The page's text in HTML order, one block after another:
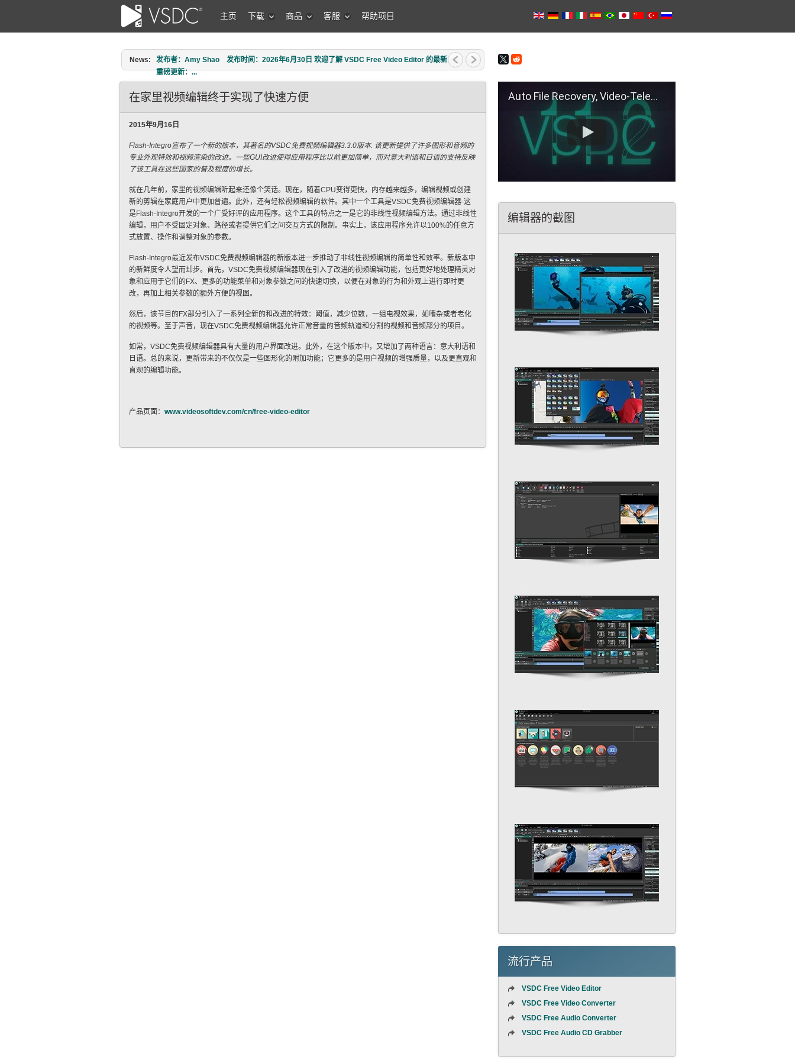
主页 下载 商品 客服 帮助项目
News:
发布者：Amy Shao 发布时间：2026年6月30日 欢迎了解 VSDC Free Video Editor 的最新
重磅更新：...
在家里视频编辑终于实现了快速方便
2015年9月16日
Flash-Integro宣布了一个新的版本，其著名的VSDC免费视频编辑器3.3.0版本. 该更新提供了许多图形和音频的
专业外观特效和视频渲染的改进。一些GUI改进使得应用程序比以前更加简单，而对意大利语和日语的支持反映
了该工具在这些国家的普及程度的增长。
就在几年前，家里的视频编辑听起来还像个笑话。现在，随着CPU变得更快，内存越来越多，编辑视频或创建
新的剪辑在家庭用户中更加普遍。此外，还有轻松视频编辑的软件。其中一个工具是VSDC免费视频编辑器-这
是Flash-Integro开发的一个广受好评的应用程序。这个工具的特点之一是它的非线性视频编辑方法。通过非线性
编辑，用户不受固定对象、路径或者提供它们之间交互方式的限制。事实上，该应用程序允许以100%的任意方
式放置、操作和调整对象的参数。
Flash-Integro最近发布VSDC免费视频编辑器的新版本进一步推动了非线性视频编辑的简单性和效率。新版本中
的新鲜度令人望而却步。首先，VSDC免费视频编辑器现在引入了改进的视频编辑功能，包括更好地处理精灵对
象和应用于它们的FX、更多的功能菜单和对象参数之间的快速切换，以便在对象的行为和外观上进行即时更
改，再加上相关参数的额外方便的视图。
然后，该节目的FX部分引入了一系列全新的和改进的特效：阈值，减少位数，一组电视效果，如嘈杂或者老化
的视频等。至于声音，现在VSDC免费视频编辑器允许正常音量的音频轨道和分割的视频和音频部分的项目。
如常，VSDC免费视频编辑器具有大量的用户界面改进。此外，在这个版本中，又增加了两种语言：意大利语和
日语。总的来说，更新带来的不仅仅是一些图形化的附加功能；它更多的是用户视频的增强质量，以及更直观和
直观的编辑功能。
产品页面： www.videosoftdev.com/cn/free-video-editor
Auto File Recovery, Video-Telemetry Sync, H.266 (VVC)
编辑器的截图
流行产品
VSDC Free Video Editor
VSDC Free Video Converter
VSDC Free Audio Converter
VSDC Free Audio CD Grabber